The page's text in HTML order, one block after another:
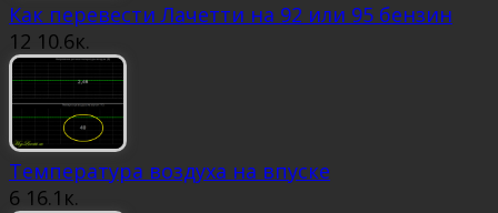
Как перевести Лачетти на 92 или 95 бензин
12 10.6к.
Температура воздуха на впуске
6 16.1к.